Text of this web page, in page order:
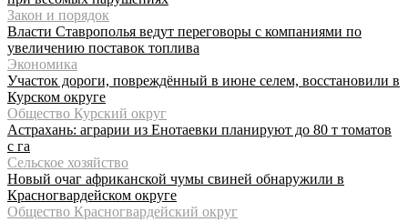
Закон и порядок
Власти Ставрополья ведут переговоры с компаниями по
увеличению поставок топлива
Экономика
Участок дороги, повреждённый в июне селем, восстановили в
Курском округе
Общество Курский округ
Астрахань: аграрии из Енотаевки планируют до 80 т томатов
с га
Сельское хозяйство
Новый очаг африканской чумы свиней обнаружили в
Красногвардейском округе
Общество Красногвардейский округ